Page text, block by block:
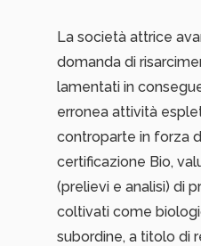
La società attrice
domanda di
lamentati in
erronea attività
controparte in forza
certificazione Bio,
(prelievi e analisi) di
coltivati come
subordine, a titolo di